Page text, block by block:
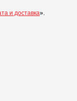
и доставка».